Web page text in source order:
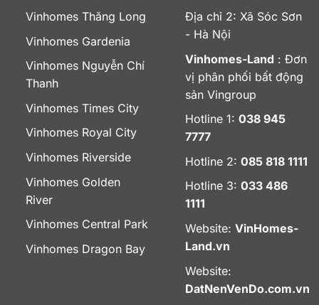
Vinhomes Thăng Long
Vinhomes Gardenia
Vinhomes Nguyễn Chí
Thanh
Vinhomes Times City
Vinhomes Royal City
Vinhomes Riverside
Vinhomes Golden
River
Vinhomes Central Park
Vinhomes Dragon Bay
Địa chỉ 2: Xã Sóc Sơn
- Hà Nội
Vinhomes-Land : Đơn
vị phân phối bất động
sản Vingroup
Hotline 1: 038 945
7777
Hotline 2: 085 818 1111
Hotline 3: 033 486
1111
Website: VinHomes-
Land.vn
Website:
DatNenVenDo.com.vn